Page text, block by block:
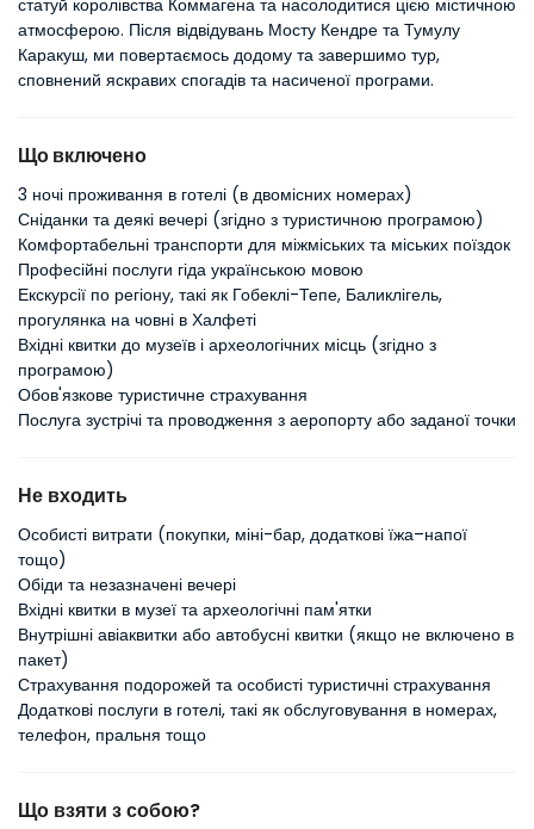
статуй королівства Коммагена та насолодитися цією містичною
атмосферою. Після відвідувань Мосту Кендре та Тумулу
Каракуш, ми повертаємось додому та завершимо тур,
сповнений яскравих спогадів та насиченої програми.
Що включено
3 ночі проживання в готелі (в двомісних номерах)
Сніданки та деякі вечері (згідно з туристичною програмою)
Комфортабельні транспорти для міжміських та міських поїздок
Професійні послуги гіда українською мовою
Екскурсії по регіону, такі як Гобеклі-Тепе, Баликлігель,
прогулянка на човні в Халфеті
Вхідні квитки до музеїв і археологічних місць (згідно з
програмою)
Обов'язкове туристичне страхування
Послуга зустрічі та проводження з аеропорту або заданої точки
Не входить
Особисті витрати (покупки, міні-бар, додаткові їжа–напої
тощо)
Обіди та незазначені вечері
Вхідні квитки в музеї та археологічні пам'ятки
Внутрішні авіаквитки або автобусні квитки (якщо не включено в
пакет)
Страхування подорожей та особисті туристичні страхування
Додаткові послуги в готелі, такі як обслуговування в номерах,
телефон, пральня тощо
Що взяти з собою?